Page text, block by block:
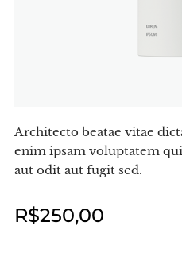
Architecto beatae vitae
enim ipsam voluptatem
aut odit aut fugit sed.
R$250,00